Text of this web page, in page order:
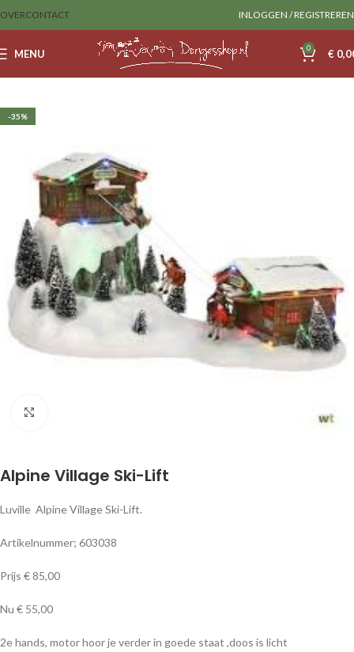
OVERCONTACT INLOGGEN / REGISTREREN
MENU 0 €
-35%
Alpine Village Ski-Lift
Luville Alpine Village Ski-Lift.
Artikelnummer; 603038
Prijs € 85,00
Nu € 55,00
2e hands, motor hoor je verder in goede staat ,doos is licht